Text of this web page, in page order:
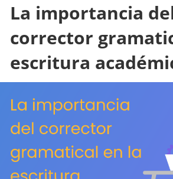
La importancia
corrector
escritura